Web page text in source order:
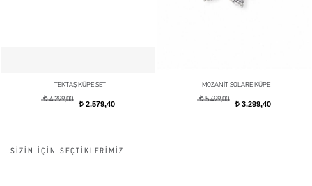
TEKTAŞ KÜPE SET
t4.299,00
t 2.579,40
MOZANİT SOLARE KÜPE
t5.499,00
t 3.299,40
SİZİN İÇİN SEÇTİKLERİMİZ